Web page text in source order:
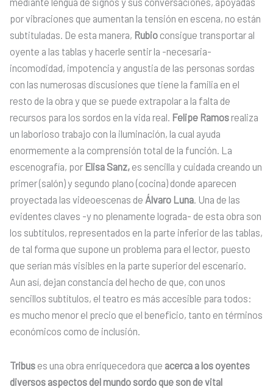
mediante lengua de signos y sus conversaciones, apoyadas
por vibraciones que aumentan la tensión en escena, no están
subtituladas. De esta manera, Rubio consigue transportar al
oyente a las tablas y hacerle sentir la -necesaria-
incomodidad, impotencia y angustia de las personas sordas
con las numerosas discusiones que tiene la familia en el
resto de la obra y que se puede extrapolar a la falta de
recursos para los sordos en la vida real. Felipe Ramos realiza
un laborioso trabajo con la iluminación, la cual ayuda
enormemente a la comprensión total de la función. La
escenografía, por Elisa Sanz, es sencilla y cuidada creando un
primer (salón) y segundo plano (cocina) donde aparecen
proyectada las videoescenas de Álvaro Luna. Una de las
evidentes claves -y no plenamente lograda- de esta obra son
los subtítulos, representados en la parte inferior de las tablas,
de tal forma que supone un problema para el lector, puesto
que serían más visibles en la parte superior del escenario.
Aun así, dejan constancia del hecho de que, con unos
sencillos subtítulos, el teatro es más accesible para todos:
es mucho menor el precio que el beneficio, tanto en términos
económicos como de inclusión.
Tribus es una obra enriquecedora que acerca a los oyentes
diversos aspectos del mundo sordo que son de vital